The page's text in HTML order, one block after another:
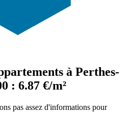
à Perthes-
: 6.87 €/m²
pas assez d'informations pour